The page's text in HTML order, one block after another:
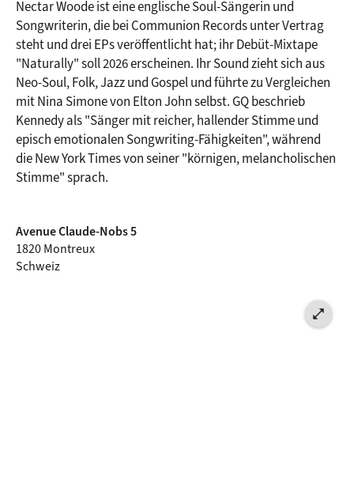
Avenue Claude-Nobs 5
1820 Montreux
Schweiz
open_in_full
Nectar Woode ist eine englische Soul-Sängerin und
Songwriterin, die bei Communion Records unter Vertrag
steht und drei EPs veröffentlicht hat; ihr Debüt-Mixtape
"Naturally" soll 2026 erscheinen. Ihr Sound zieht sich aus
Neo-Soul, Folk, Jazz und Gospel und führte zu Vergleichen
mit Nina Simone von Elton John selbst. GQ beschrieb
Kennedy als "Sänger mit reicher, hallender Stimme und
episch emotionalen Songwriting-Fähigkeiten", während
die New York Times von seiner "körnigen, melancholischen
Stimme" sprach.